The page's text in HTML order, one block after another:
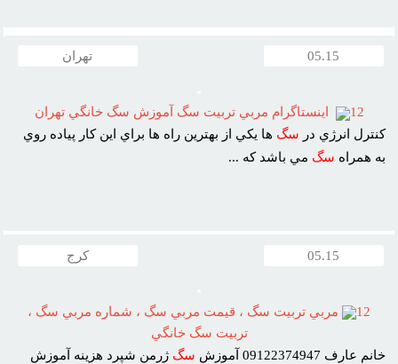
05.15 تهران
12
اينستاگرام مربي تربيت سگ آموزش سگ خانگي تهران
کنترل انرژي در سگ ها يکي از بهترين راه ها براي اين کار پياده روي
به همراه سگ مي باشد که ...
05.15 کرج
12
مربي تربيت سگ ، قيمت مربي سگ ، شماره مربي سگ ،
تربيت سگ خانگي
خانم عارف 09122374947 آموزش
سگ ژرمن شپرد هزينه آموزش